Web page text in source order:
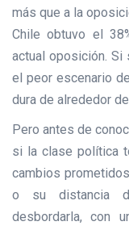
más que a la
Chile obtuvo el
actual oposición. Si
el peor escenario
dura de alrededor
Pero antes de
si la clase política
cambios
o su distancia
desbordarla, con